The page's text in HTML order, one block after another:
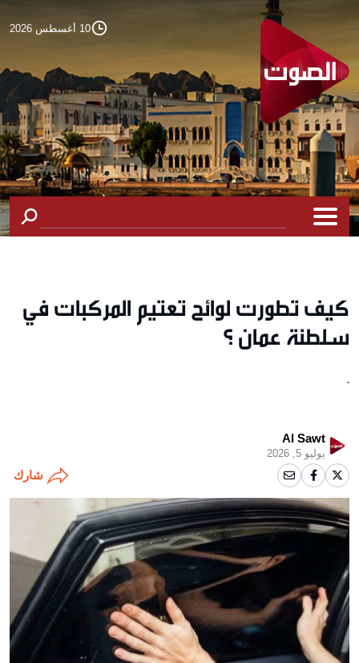
10 أغسطس 2026
كيف تطورت لوائح تعتيم المركبات في
سلطنة عمان ؟
.
Al Sawt
يوليو 5, 2026
شارك